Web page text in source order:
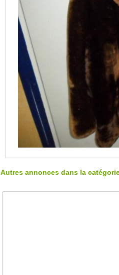
Autres annonces dans la